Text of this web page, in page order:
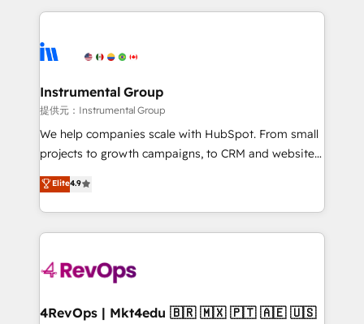
teams has worked with clients just like you Let’s
explore whether S2 is the partner you’ve been
eminent solutions & integrations. Trust us to
Elite Partners with 10+ years of HubSpot experience
Premier Partner 2023 🌟5 HubSpot Accreditations 🌟
Won HubSpot Theme Challenge 2021 🌟INBOUND’19
HubSpot Rising Star Why us? Harnessing the full
potential of the powerful HubSpot CRM. ✔️A team of
HubSpot experience ✔️Flexible pricing models —
Hourly-fee (assigned one Dedicated HubSpot
requirement). ✔️Helped over 25,000+ customers so
far with our HubSpot solutions. ✔️Bespoke apps &
on-demand bundle services. Connect with us today!
Instrumental Group
提供元：Instrumental Group
We help companies scale with HubSpot. From small
projects to growth campaigns, to CRM and websites.
Hire an agency that's experienced in every inch of
HubSpot and willing to work hand-in-hand with your
team to simplify the complex and build a better
experience for your team and customers.
Elite4.9
4RevOps | Mkt4edu 🇧🇷 🇲🇽 🇵🇹 🇦🇪 🇺🇸